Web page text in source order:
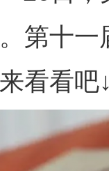
第十
看看吧